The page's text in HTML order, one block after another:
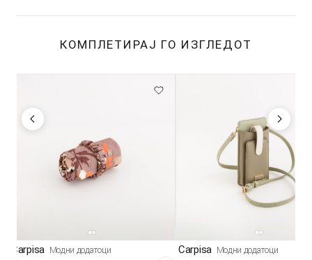
КОМПЛЕТИРАЈ ГО ИЗГЛЕДОТ
Carpisa Модни додатоци Carpisa Модни додатоци